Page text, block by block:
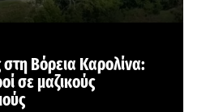
Βόρεια Καρολίνα:
σε μαζικούς